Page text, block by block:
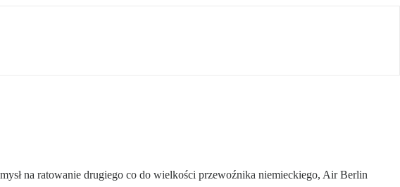
na ratowanie drugiego co do wielkości przewoźnika niemieckiego, Air Berlin